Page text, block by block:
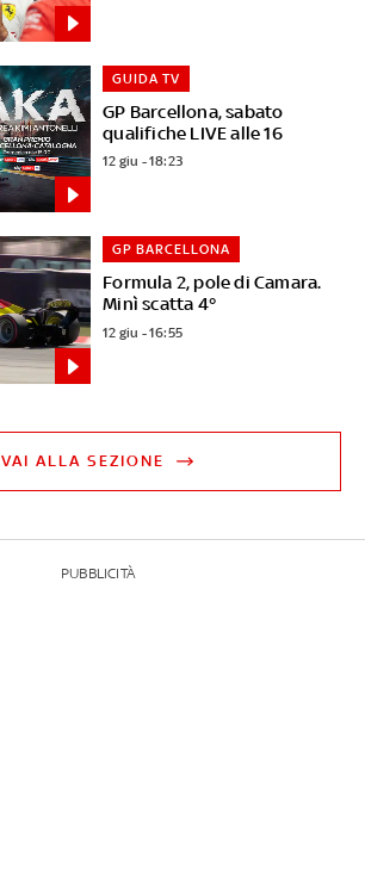
GP Barcellona, sabato
qualifiche LIVE alle 16
GUIDA TV
12 giu - 18:23
Formula 2, pole di Camara.
Minì scatta 4°
GP BARCELLONA
12 giu - 16:55
VAI ALLA SEZIONE
PUBBLICITÀ